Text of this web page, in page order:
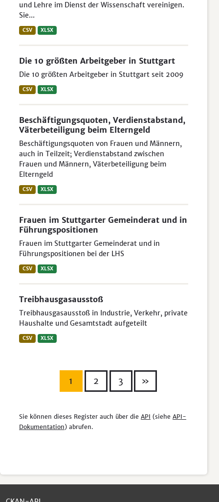
und Lehre im Dienst der Wissenschaft vereinigen.
Sie...
CSV XLSX
Die 10 größten Arbeitgeber in Stuttgart
Die 10 größten Arbeitgeber in Stuttgart seit 2009
CSV XLSX
Beschäftigungsquoten, Verdienstabstand,
Väterbeteiligung beim Elterngeld
Beschäftigungsquoten von Frauen und Männern,
auch in Teilzeit; Verdienstabstand zwischen
Frauen und Männern, Väterbeteiligung beim
Elterngeld
CSV XLSX
Frauen im Stuttgarter Gemeinderat und in
Führungspositionen
Frauen im Stuttgarter Gemeinderat und in
Führungspositionen bei der LHS
CSV XLSX
Treibhausgasausstoß
Treibhausgasausstoß in Industrie, Verkehr, private
Haushalte und Gesamtstadt aufgeteilt
CSV XLSX
1 2 3 »
Sie können dieses Register auch über die API (siehe API-
Dokumentation) abrufen.